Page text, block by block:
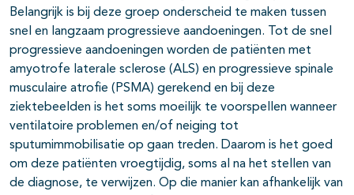
Belangrijk is bij deze groep onderscheid te maken tussen
snel en langzaam progressieve aandoeningen. Tot de snel
progressieve aandoeningen worden de patiënten met
amyotrofe laterale sclerose (ALS) en progressieve spinale
musculaire atrofie (PSMA) gerekend en bij deze
ziektebeelden is het soms moeilijk te voorspellen wanneer
ventilatoire problemen en/of neiging tot
sputumimmobilisatie op gaan treden. Daarom is het goed
om deze patiënten vroegtijdig, soms al na het stellen van
de diagnose, te verwijzen. Op die manier kan afhankelijk van